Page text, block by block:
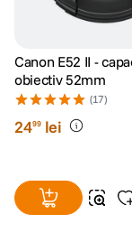
Canon E52 II -
obiectiv 52mm
(17)
2499 lei